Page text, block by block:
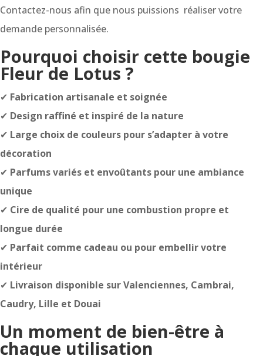
Contactez-nous afin que nous puissions réaliser votre
demande personnalisée.
Pourquoi choisir cette bougie
Fleur de Lotus ?
✔ Fabrication artisanale et soignée
✔ Design raffiné et inspiré de la nature
✔ Large choix de couleurs pour s’adapter à votre
décoration
✔ Parfums variés et envoûtants pour une ambiance
unique
✔ Cire de qualité pour une combustion propre et
longue durée
✔ Parfait comme cadeau ou pour embellir votre
intérieur
✔ Livraison disponible sur Valenciennes, Cambrai,
Caudry, Lille et Douai
Un moment de bien-être à
chaque utilisation